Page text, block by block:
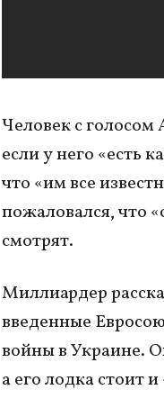
Человек с голосом
если у него «есть
что «им все
пожаловался, что
смотрят.
Миллиардер
введенные
войны в Украине.
а его лодка стоит и